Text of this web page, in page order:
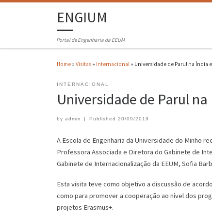
ENGIUM
Portal de Engenharia da EEUM
Home » Visitas » Internacional » Universidade de Parul na Índia
INTERNACIONAL
Universidade de Parul
by admin | Published 20/09/2019
A Escola de Engenharia da Universidade do Minho
Professora Associada e Diretora do Gabinete de
Gabinete de Internacionalização da EEUM, Sofia
Esta visita teve como objetivo a discussão de
como para promover a cooperação ao nível dos
projetos Erasmus+.